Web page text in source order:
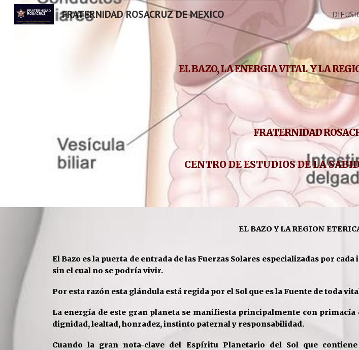
Skip to main content
FRATERNIDAD ROSACRUZ DE MEXICO
EL BAZO, LA ENERGIA VITAL Y LA
FRATERNIDAD
CENTRO DE ESTUDIOS DE LA
EL BAZO Y LA REGION
El Bazo es la puerta de entrada de las Fuerzas Solares especializadas por cada
sin el cual no se podría vivir.
Por esta razón esta glándula está regida por el Sol que es la Fuente de toda
La energía de este gran planeta se manifiesta principalmente con primacía
dignidad, lealtad,honradez, instinto paternal y responsabilidad.
Cuando la gran nota-clave del Espíritu Planetario del Sol que